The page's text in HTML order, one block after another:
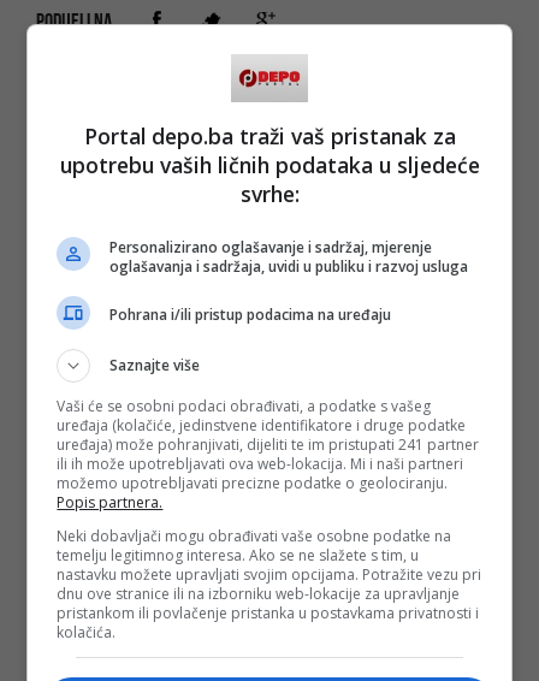
PODIJELI NA
pratite putem društvenih mreža
Portal depo.ba traži vaš pristanak za
upotrebu vaših ličnih podataka u sljedeće
svrhe:
Personalizirano oglašavanje i sadržaj, mjerenje
oglašavanja i sadržaja, uvidi u publiku i razvoj usluga
Pohrana i/ili pristup podacima na uređaju
Saznajte više
Vaši će se osobni podaci obrađivati, a podatke s vašeg
uređaja (kolačiće, jedinstvene identifikatore i druge podatke
uređaja) može pohranjivati, dijeliti te im pristupati 241 partner
ili ih može upotrebljavati ova web-lokacija. Mi i naši partneri
možemo upotrebljavati precizne podatke o geolociranju.
Popis partnera.
Neki dobavljači mogu obrađivati vaše osobne podatke na
temelju legitimnog interesa. Ako se ne slažete s tim, u
nastavku možete upravljati svojim opcijama. Potražite vezu pri
dnu ove stranice ili na izborniku web-lokacije za upravljanje
pristankom ili povlačenje pristanka u postavkama privatnosti i
kolačića.